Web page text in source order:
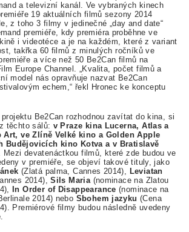
a televizní kanál. Ve vybraných kinech
19 aktuálních filmů sezony 2014
z toho 3 filmy v jedinečné „day and date“
premiéře, kdy premiéra proběhne ve
i videotéce a je na každém, které z variant
takřka 60 filmů z minulých ročníků ve
a více než 50 Be2Can filmů na
Europe Channel. „Kvalita, počet filmů a
model nás opravňuje nazvat Be2Can
echem,“ řekl Hronec ke konceptu
Be2Can rozhodnou zavítat do kina, si
těchto sálů: v Praze kina Lucerna, Atlas a
Art, ve Zlíně Velké kino a Golden Apple
Budějovicích kino Kotva a v Bratislavě
. Mezi devatenáctkou filmů, které zde budou ve
v premiéře, se objeví takové tituly, jako
(Zlatá palma, Cannes 2014),
Leviatan
2014),Sils Maria (nominace na Zlatou
In Order of Disappearance (nominace na
2014) nebo Sbohem jazyku (Cena
Premiérové filmy budou následně uvedeny